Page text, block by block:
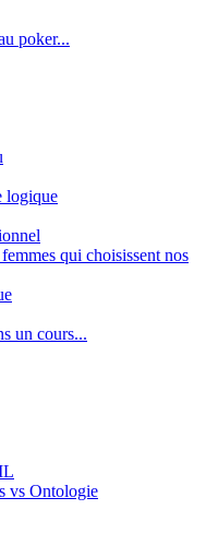
poker...
logique
qui choisissent nos
un cours...
vs Ontologie